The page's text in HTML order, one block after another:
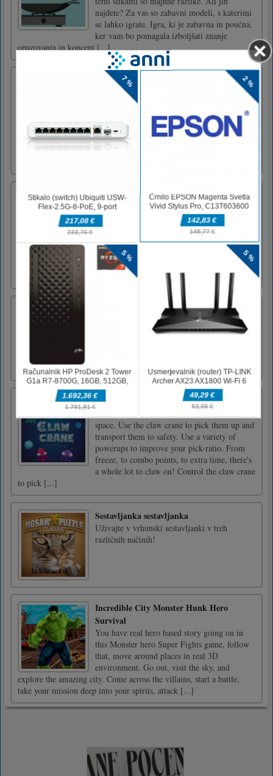
najdete? Za vas so zabavni modeli, s katerimi
se lahko igrate. Igra, ki je zabavna in poučna,
ker vam bo pomagala izboljšati znanje
opazovanja in koncent [...]
Izziv preživetja otoka
Igra Island Survival Challenge bo preverila
vaše sposobnosti za preživetje na otoku.
Lahko to storiš? Uporabite WASD in miško za
hojo in pogled. E - za interakcijo. Zavihek -
inventar. C - popis znakov.Uporabite WASD
in miško za sprehod in pogled E - za
Princesa sirena 2d
Ste že kdaj sanjali o obisku pravega
podvodnega mesta, kjer živi čudovita princesa
sirene? Podajte se na neverjetno podmorsko
pustolovščino in živite življenje sirene z
našimi brezplačnimi igrami morske deklice za
dekleta z nivoji!Salon oblačenja Hidden
object mini igra Igre čišč [...]
Pick up guns and guard ships. Beat all
enemies. Go! Sharpshooter!Click the Mouse
Claw Crane
Cute, cuddly aliens find themselves on lost in
space. Use the claw crane to pick them up and
transport them to safety. Use a variety of
powerups to improve your pick-ratio. From
freeze, to combo points, to extra time, there's
a whole lot to claw on! Control the claw crane
to pick [...]
Sestavljanka sestavljanka
Uživajte v vrhunski sestavljanki v treh
različnih načinih!
Incredible City Monster Hunk Hero
Survival
You have real hero based story going on in
this Monster hero Super Fights game, follow
that, move around places in real 3D
environment. Go out, visit the sky, and
explore the amazing city. Come across the villains, start a battle,
take your mission deep into your spirits, attack [...]